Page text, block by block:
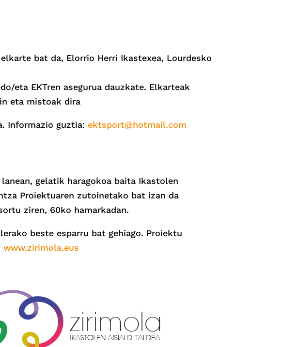
bat da, Elorrio Herri Ikastexea, Lourdesko
eta EKTren asegurua dauzkate. Elkarteak
eta mistoak dira
Informazio guztia: ektsport@hotmail.com
gelatik haragokoa baita Ikastolen
Proiektuaren zutoinetako bat izan da
ziren, 60ko hamarkadan.
beste esparru bat gehiago. Proiektu
www.zirimola.eus